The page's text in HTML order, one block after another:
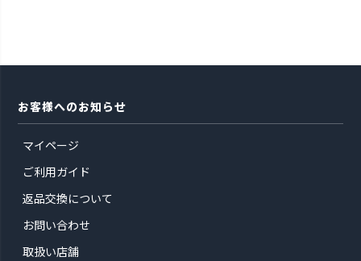
お客様へのお知らせ
マイページ
ご利用ガイド
返品交換について
お問い合わせ
取扱い店舗